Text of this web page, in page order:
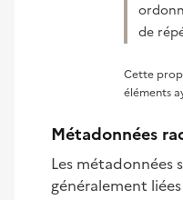
de
Cette
éléments
Métadonnées
Les métadonnées
généralement